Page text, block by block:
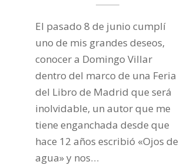
El pasado 8 de junio cumplí
uno de mis grandes deseos,
conocer a Domingo Villar
dentro del marco de una Feria
del Libro de Madrid que será
inolvidable, un autor que me
tiene enganchada desde que
hace 12 años escribió «Ojos de
agua» y nos…